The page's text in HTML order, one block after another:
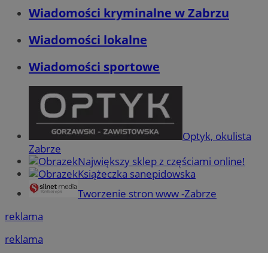
Wiadomości kryminalne w Zabrzu
Wiadomości lokalne
Wiadomości sportowe
Optyk, okulista
Zabrze
Największy sklep z częściami online!
Książeczka sanepidowska
Tworzenie stron www -Zabrze
reklama
reklama